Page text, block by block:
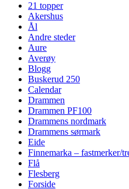
21 topper
Akershus
Ål
Andre steder
Aure
Averøy
Blogg
Buskerud 250
Calendar
Drammen
Drammen PF100
Drammens nordmark
Drammens sørmark
Eide
Finnemarka – fastmerker/
Flå
Flesberg
Forside